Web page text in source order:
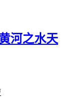
河之水天